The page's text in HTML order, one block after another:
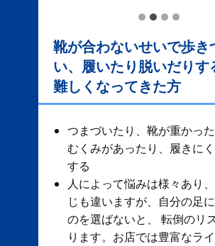
靴が合わないせいで歩き
い、履いたり脱いだりす
難しくなってきた方
つまづいたり、靴が重かっ
むくみがあったり、履きに
する
人によって悩みは様々あり
じも違いますが、自分の足
のを選ばないと、 転倒のリ
ります。お店では豊富なラ